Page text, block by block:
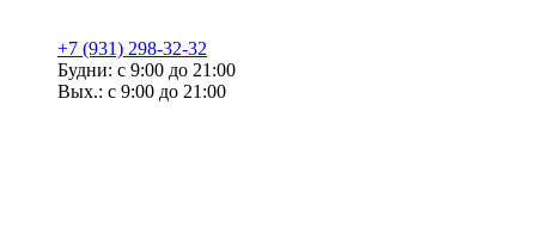
+7 (931) 298-32-32
Будни: с 9:00 до 21:00
Вых.: с 9:00 до 21:00